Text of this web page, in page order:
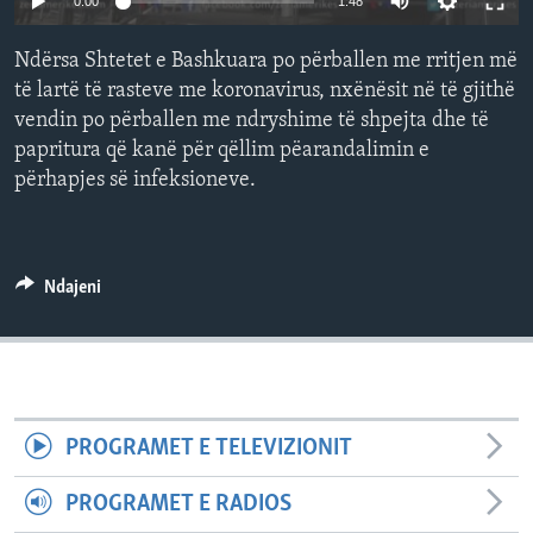
INTERVISTA
DITARI
Ndërsa Shtetet e Bashkuara po përballen me rritjen më
të lartë të rasteve me koronavirus, nxënësit në të gjithë
vendin po përballen me ndryshime të shpejta dhe të
papritura që kanë për qëllim pëarandalimin e
përhapjes së infeksioneve.
Ndajeni
PROGRAMET E TELEVIZIONIT
PROGRAMET E RADIOS